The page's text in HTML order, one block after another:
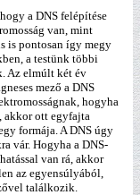
a DNS felépítése
van, mint
is pontosan így megy
a testünk többi
Az elmúlt két év
mező a DNS
hogyha
akkor ott egyfajta
formája. A DNS úgy
vár. Hogyha a DNS-
van rá, akkor
az egyensúlyából,
találkozik.